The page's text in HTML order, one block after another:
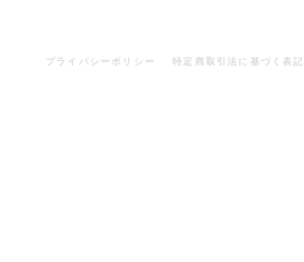
プライバシーポリシー 特定商取引法に基づく表記